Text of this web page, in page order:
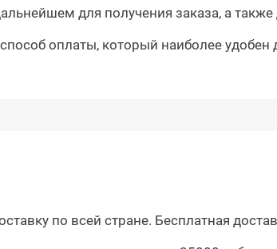
для получения заказа, а
оплаты, который наиболее
по всей стране. Бесплатная